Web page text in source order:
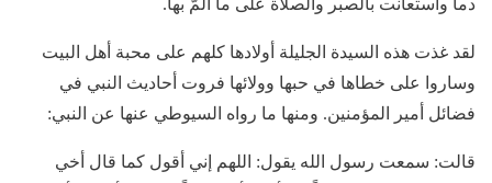
لقد غذت هذه السيدة الجليلة أولادها كلهم على محبة أهل البيت
وساروا على خطاها في حبها وولائها فروت أحاديث النبي في
فضائل أمير المؤمنين. ومنها ما رواه السيوطي عنها عن النبي:
قالت: سمعت رسول الله يقول: اللهم إني أقول كما قال أخي